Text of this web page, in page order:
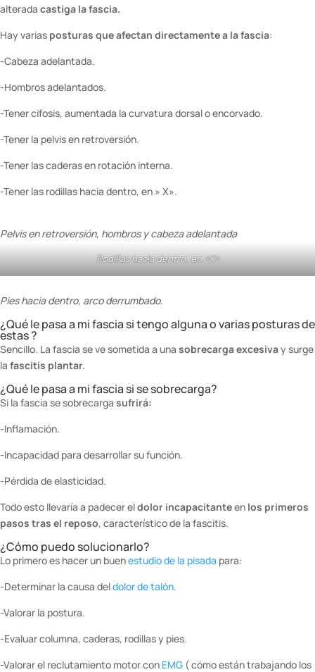
alterada castiga la fascia.
Hay varias posturas que afectan directamente a la fascia:
-Cabeza adelantada.
-Hombros adelantados.
-Tener cifosis, aumentada la curvatura dorsal o encorvado.
-Tener la pelvis en retroversión.
-Tener las caderas en rotación interna.
-Tener las rodillas hacia dentro, en » X».
Pelvis en retroversión, hombros y cabeza adelantada
Rodillas hacia dentro, en «X»
Pies hacia dentro, arco derrumbado.
¿Qué le pasa a mi fascia si tengo alguna o varias posturas de
estas ?
Sencillo. La fascia se ve sometida a una sobrecarga excesivay surge
la fascitis plantar.
¿Qué le pasa a mi fascia si se sobrecarga?
Si la fascia se sobrecarga sufrirá:
-Inflamación.
-Incapacidad para desarrollar su función.
-Pérdida de elasticidad.
Todo esto llevaría a padecer eldolor incapacitanteen los primeros
pasos tras el reposo, característico de la fascitis.
¿Cómo puedo solucionarlo?
Lo primero es hacer un buenestudio de la pisada para:
-Determinar la causa deldolor de talón.
-Valorar la postura.
-Evaluar columna, caderas, rodillas y pies.
-Valorar el reclutamiento motor con EMG ( cómo están trabajando los